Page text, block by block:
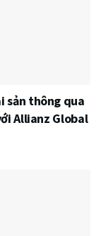
sản thông qua
Allianz Global